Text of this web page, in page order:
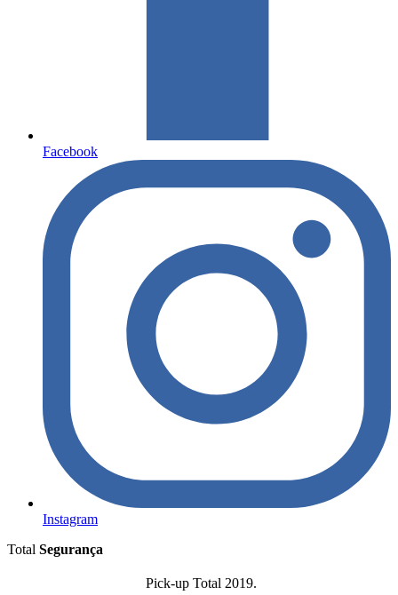
Facebook
Instagram
Total Segurança
Pick-up Total 2019.